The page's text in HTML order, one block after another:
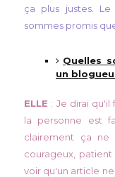
ça plus justes.
sommes promis
Quelles
un
ELLE : Je dirai
la personne est
clairement ça ne
courageux,
voir qu'un article